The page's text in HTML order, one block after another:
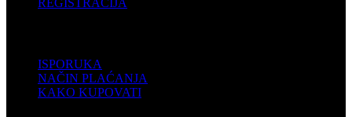
ISPORUKA
NAČIN PLAĆANJA
KAKO KUPOVATI